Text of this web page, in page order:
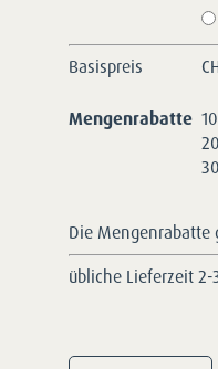
Basispreis
Mengenrabatte
Die Mengenrabatte
übliche Lieferzeit 2-